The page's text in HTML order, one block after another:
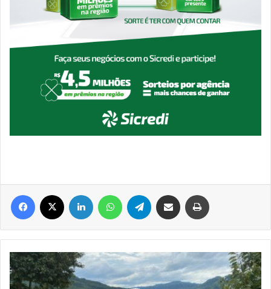
Facebook Linkedin WhatsAppTelegram Compartilhar via e-mail
Município
conquista
terreno